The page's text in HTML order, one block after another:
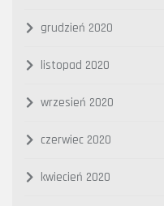
grudzień 2020
listopad 2020
wrzesień 2020
czerwiec 2020
kwiecień 2020